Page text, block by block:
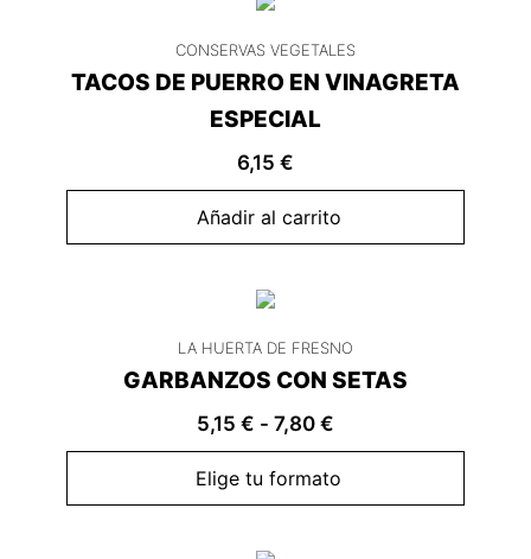
CONSERVAS VEGETALES
TACOS DE PUERRO EN VINAGRETA
ESPECIAL
6,15 €
Añadir al carrito
LA HUERTA DE FRESNO
GARBANZOS CON SETAS
5,15 € - 7,80 €
Elige tu formato